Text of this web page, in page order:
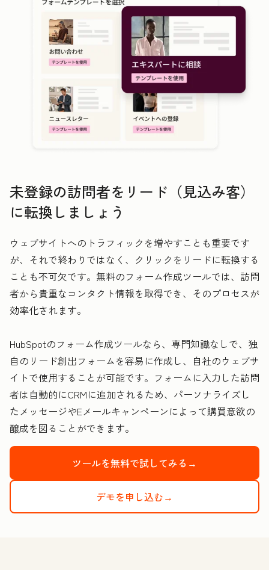
未登録の訪問者をリード（見込み客）
に転換しましょう
ウェブサイトへのトラフィックを増やすことも重要です
が、それで終わりではなく、クリックをリードに転換する
ことも不可欠です。無料のフォーム作成ツールでは、訪問
者から貴重なコンタクト情報を取得でき、そのプロセスが
効率化されます。
HubSpotのフォーム作成ツールなら、専門知識なしで、独
自のリード創出フォームを容易に作成し、自社のウェブサ
イトで使用することが可能です。フォームに入力した訪問
者は自動的にCRMに追加されるため、パーソナライズし
たメッセージやEメールキャンペーンによって購買意欲の
醸成を図ることができます。
ツールを無料で試してみる→
デモを申し込む→